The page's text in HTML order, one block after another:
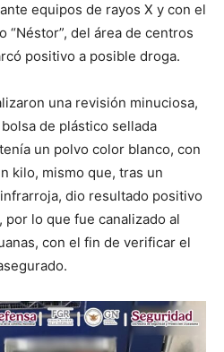
equipos de rayos X y con el
“Néstor”, del área de centros
positivo a posible droga.
una revisión minuciosa,
de plástico sellada
un polvo color blanco, con
kilo, mismo que, tras un
dio resultado positivo
lo que fue canalizado al
con el fin de verificar el